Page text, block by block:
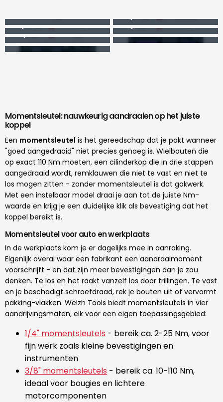
1/4″ momentsleutels
3/4″ momentsleutels
3/8″ momentsleutels
Momentsleutel accessoires
Momentsleutelsets
Momentsleutel: nauwkeurig aandraaien op het juiste
koppel
Een momentsleutel is het gereedschap dat je pakt wanneer
"goed aangedraaid" niet precies genoeg is. Wielbouten die
op exact 110 Nm moeten, een cilinderkop die in drie stappen
aangedraaid wordt, remklauwen die niet te vast en niet te
los mogen zitten - zonder momentsleutel is dat gokwerk.
Met een instelbaar model draai je aan tot de juiste Nm-
waarde en krijg je een duidelijke klik als bevestiging dat het
koppel bereikt is.
Momentsleutel voor auto en werkplaats
In de werkplaats kom je er dagelijks mee in aanraking.
Eigenlijk overal waar een fabrikant een aandraaimoment
voorschrijft - en dat zijn meer bevestigingen dan je zou
denken. Te los en het raakt vanzelf los door trillingen. Te vast
en je beschadigt schroefdraad, rek je bouten uit of vervormt
pakking-vlakken. Welzh Tools biedt momentsleutels in vier
aandrijvingsmaten, elk voor een eigen toepassingsgebied:
1/4" momentsleutels - bereik ca. 2-25 Nm, voor
fijn werk zoals kleine bevestigingen en
instrumenten
3/8" momentsleutels - bereik ca. 10-110 Nm,
ideaal voor bougies en lichtere
motorcomponenten